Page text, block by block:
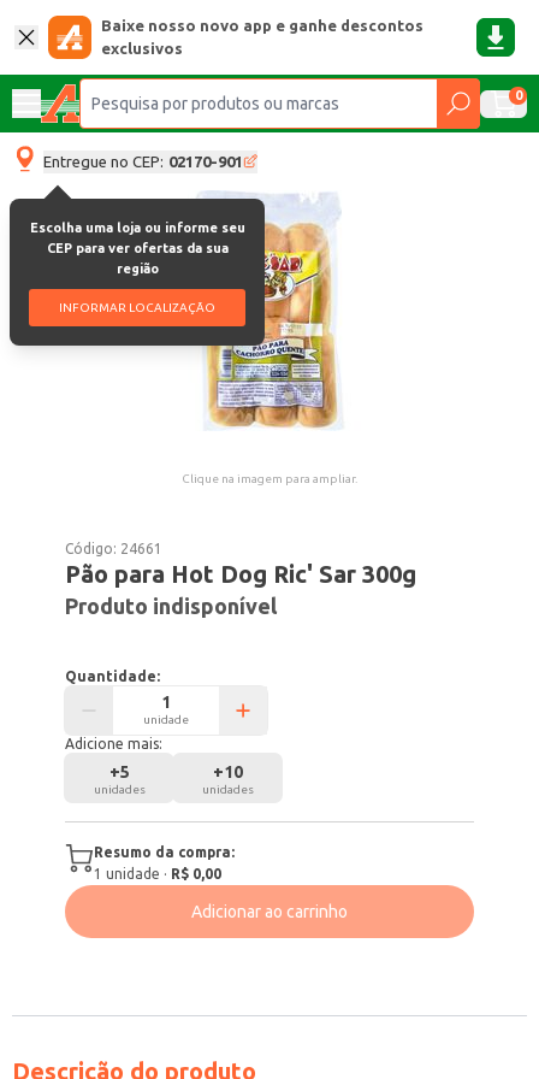
Baixe nosso novo app e ganhe descontos
exclusivos
0
Entregue no CEP: 02170-901
Escolha uma loja ou informe seu
CEP para ver ofertas da sua
região
INFORMAR LOCALIZAÇÃO
Clique na imagem para ampliar.
Código: 24661
Pão para Hot Dog Ric' Sar 300g
Produto indisponível
Quantidade:
unidade
Adicione mais:
+5
unidades
+10
unidades
Resumo da compra:
1 unidade · R$ 0,00
Adicionar ao carrinho
Descrição do produto